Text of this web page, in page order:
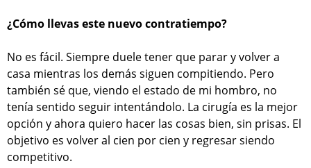
¿Cómo llevas este nuevo contratiempo?
No es fácil. Siempre duele tener que parar y volver a
casa mientras los demás siguen compitiendo. Pero
también sé que, viendo el estado de mi hombro, no
tenía sentido seguir intentándolo. La cirugía es la mejor
opción y ahora quiero hacer las cosas bien, sin prisas. El
objetivo es volver al cien por cien y regresar siendo
competitivo.